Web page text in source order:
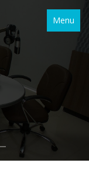
Menu